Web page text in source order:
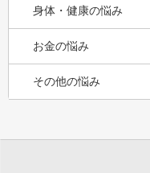
身体・健康の悩み
お金の悩み
その他の悩み